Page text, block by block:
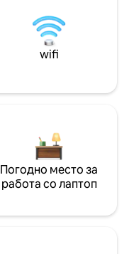
wifi
Погодно место за
работа со лаптоп